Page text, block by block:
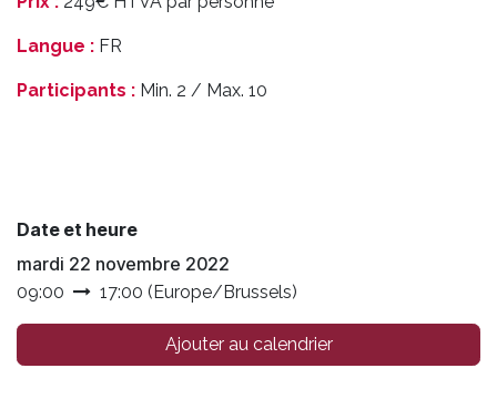
Langue : FR
Participants : Min. 2 / Max. 10
Date et heure
mardi 22 novembre 2022
09:00 17:00 (Europe/Brussels)
Ajouter au calendrier